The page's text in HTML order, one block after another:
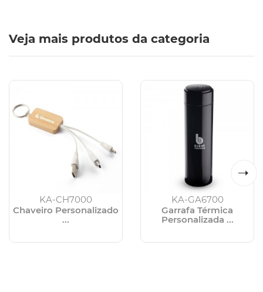
Veja mais produtos da categoria
KA-CH7000
Chaveiro Personalizado
...
KA-GA6700
Garrafa Térmica
Personalizada ...